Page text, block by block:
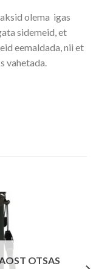
olema igas
sidemeid, et
eemaldada, nii et
vahetada.
OTSAS